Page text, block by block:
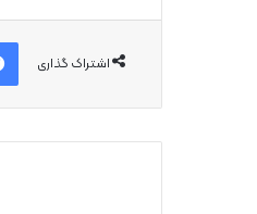
اشتراک گذاری